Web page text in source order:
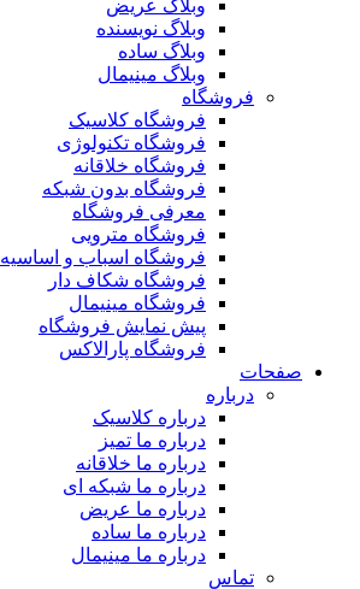
وبلاگ عریض
وبلاگ نویسنده
وبلاگ ساده
وبلاگ مینیمال
فروشگاه
فروشگاه کلاسیک
فروشگاه تکنولوژی
فروشگاه خلاقانه
فروشگاه بدون شبکه
معرفی فروشگاه
فروشگاه مترویی
فروشگاه اسباب و اساسیه
فروشگاه شکاف دار
فروشگاه مینیمال
پیش نمایش فروشگاه
فروشگاه پارالاکس
صفحات
درباره
درباره کلاسیک
درباره ما تمیز
درباره ما خلاقانه
درباره ما شبکه ای
درباره ما عریض
درباره ما ساده
درباره ما مینیمال
تماس